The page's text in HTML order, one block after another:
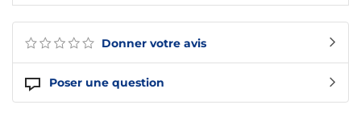
Donner votre avis
Poser une question